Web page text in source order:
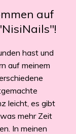
auf
hast und
auf meinem
leicht, es gibt
mehr Zeit
In meinen